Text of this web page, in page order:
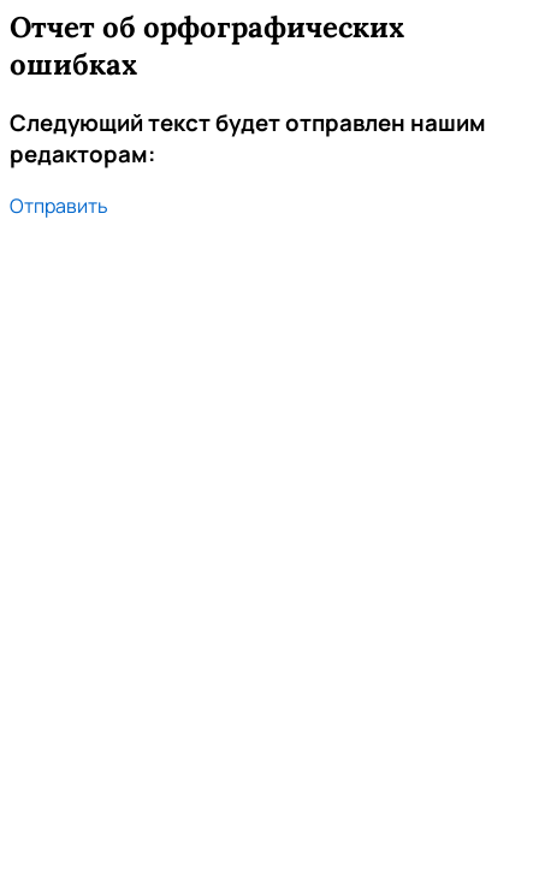
Отчет об орфографических
ошибках
Следующий текст будет отправлен нашим
редакторам:
Отправить